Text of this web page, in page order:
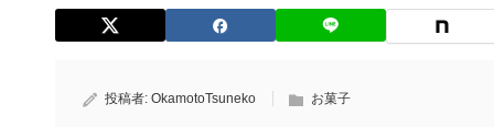
投稿者: OkamotoTsuneko お菓子